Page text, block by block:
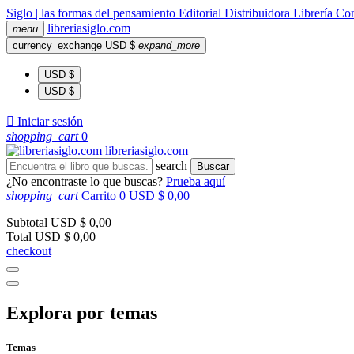
Siglo | las formas del pensamiento Editorial Distribuidora Librería
menu libreriasiglo.com
currency_exchange USD $ expand_more
USD $
USD $
 Iniciar sesión
shopping_cart 0
libreriasiglo.com
search
Buscar
¿No encontraste lo que buscas? Prueba aquí
shopping_cart Carrito 0 USD $ 0,00
Subtotal USD $ 0,00
Total USD $ 0,00
checkout
Explora por temas
Temas